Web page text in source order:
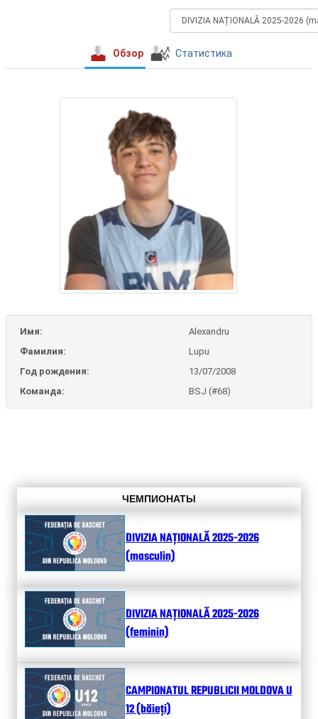
Обзор Статистика
Имя:
Alexandru
Фамилия:
Lupu
Год рождения:
13/07/2008
Команда:
BSJ (#68)
ЧЕМПИОНАТЫ
DIVIZIA NAȚIONALĂ 2025-2026
(masculin)
DIVIZIA NAȚIONALĂ 2025-2026
(feminin)
CAMPIONATUL REPUBLICII MOLDOVA U
12 (băieți)